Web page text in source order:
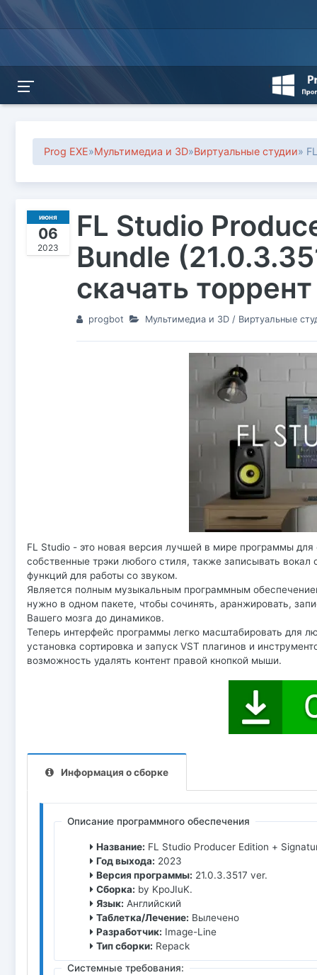
Prog EXE»Мультимедиа и 3D»Виртуальные студии»
июня
06
2023
FL Studio
Bundle
скачать торрент
progbot Мультимедиа и 3D/ Виртуальные
FL Studio - это новая версия лучшей в мире программы
собственные трэки любого стиля, также записывать
функций для работы со звуком.
Является полным музыкальным программным
нужно в одном пакете, чтобы сочинять, аранжировать,
Вашего мозга до динамиков.
Теперь интерфейс программы легко масштабировать для
установка сортировка и запуск VST плагинов и
возможность удалять контент правой кнопкой мыши.
Информация о сборке
Описание программного обеспечения
Название: FL Studio Producer Edition +
Год выхода: 2023
Версия программы: 21.0.3.3517 ver.
Сборка: by KpoJIuK.
Язык: Английский
Таблетка/Лечение: Вылечено
Разработчик: Image-Line
Тип сборки: Repack
Системные требования: